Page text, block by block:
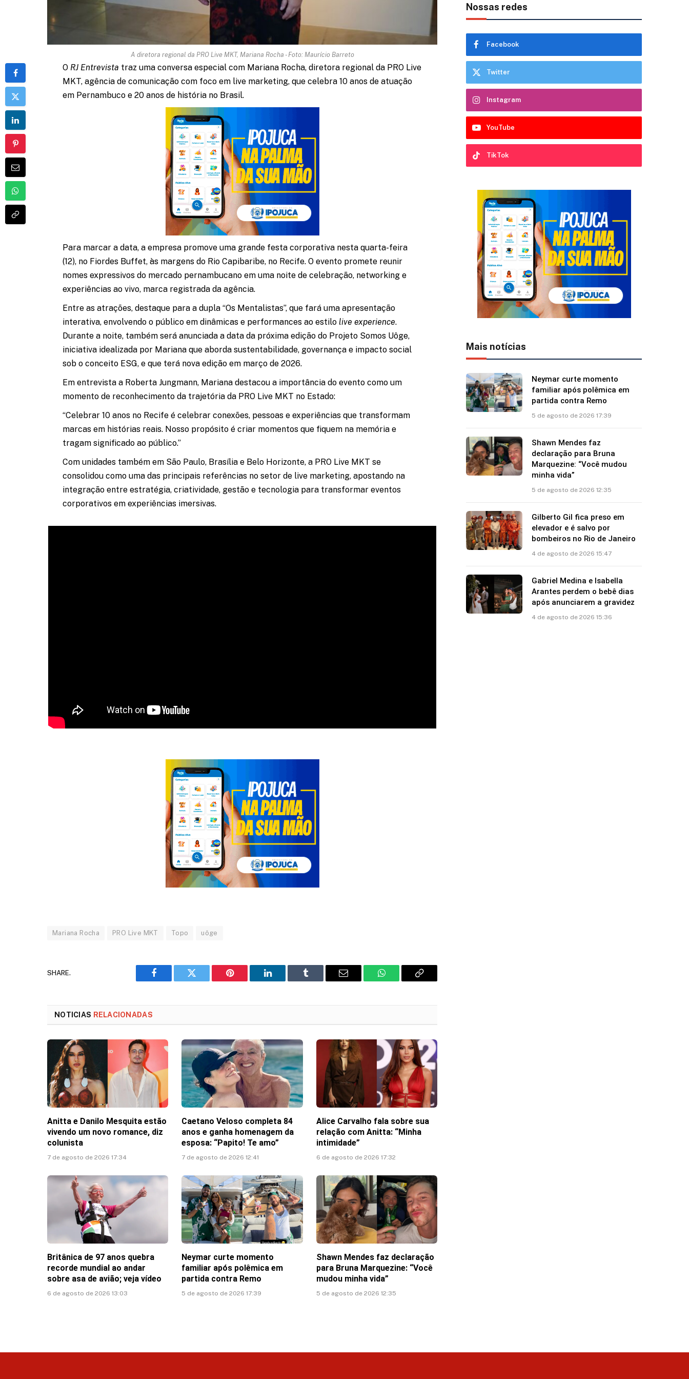
A diretora regional da PRO Live MKT, Mariana Rocha - Foto: Maurício Barreto
O RJ Entrevista traz uma conversa especial com Mariana Rocha, diretora regional da PRO Live
MKT, agência de comunicação com foco em live marketing, que celebra 10 anos de atuação
em Pernambuco e 20 anos de história no Brasil.
Para marcar a data, a empresa promove uma grande festa corporativa nesta quarta-feira
(12), no Fiordes Buffet, às margens do Rio Capibaribe, no Recife. O evento promete reunir
nomes expressivos do mercado pernambucano em uma noite de celebração, networking e
experiências ao vivo, marca registrada da agência.
Entre as atrações, destaque para a dupla “Os Mentalistas”, que fará uma apresentação
interativa, envolvendo o público em dinâmicas e performances ao estilo live experience.
Durante a noite, também será anunciada a data da próxima edição do Projeto Somos Uôge,
iniciativa idealizada por Mariana que aborda sustentabilidade, governança e impacto social
sob o conceito ESG, e que terá nova edição em março de 2026.
Em entrevista a Roberta Jungmann, Mariana destacou a importância do evento como um
momento de reconhecimento da trajetória da PRO Live MKT no Estado:
“Celebrar 10 anos no Recife é celebrar conexões, pessoas e experiências que transformam
marcas em histórias reais. Nosso propósito é criar momentos que fiquem na memória e
tragam significado ao público.”
Com unidades também em São Paulo, Brasília e Belo Horizonte, a PRO Live MKT se
consolidou como uma das principais referências no setor de live marketing, apostando na
integração entre estratégia, criatividade, gestão e tecnologia para transformar eventos
corporativos em experiências imersivas.
Mariana Rocha PRO Live MKT Topo uôge
SHARE.
Facebook Twitter Pinterest LinkedIn Tumblr Email WhatsAppCopy
NOTICIAS RELACIONADAS
Anitta e Danilo Mesquita estão
vivendo um novo romance, diz
colunista
7 de agosto de 2026 17:34
Caetano Veloso completa 84
anos e ganha homenagem da
esposa: “Papito! Te amo”
7 de agosto de 2026 12:41
Alice Carvalho fala sobre sua
relação com Anitta: “Minha
intimidade”
6 de agosto de 2026 17:32
Britânica de 97 anos quebra
recorde mundial ao andar
sobre asa de avião; veja vídeo
6 de agosto de 2026 13:03
Neymar curte momento
familiar após polêmica em
partida contra Remo
5 de agosto de 2026 17:39
Shawn Mendes faz declaração
para Bruna Marquezine: “Você
mudou minha vida”
5 de agosto de 2026 12:35
Nossas redes
Facebook
Twitter
Instagram
YouTube
TikTok
Mais notícias
Neymar curte momento
familiar após polêmica em
partida contra Remo
5 de agosto de 2026 17:39
Shawn Mendes faz
declaração para Bruna
Marquezine: “Você mudou
minha vida”
5 de agosto de 2026 12:35
Gilberto Gil fica preso em
elevador e é salvo por
bombeiros no Rio de Janeiro
4 de agosto de 2026 15:47
Gabriel Medina e Isabella
Arantes perdem o bebê dias
após anunciarem a gravidez
4 de agosto de 2026 15:36